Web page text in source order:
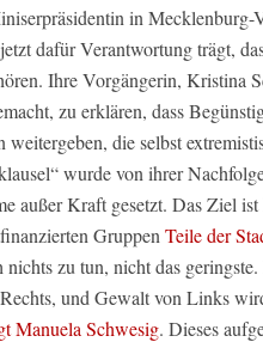
in Mecklenburg-
dafür Verantwortung trägt,
Ihre Vorgängerin, Kristina
zu erklären, dass
weitergeben, die selbst
wurde von ihrer
außer Kraft gesetzt. Das Ziel
Gruppen Teile der
zu tun, nicht das
und Gewalt von Links
Manuela Schwesig. Dieses